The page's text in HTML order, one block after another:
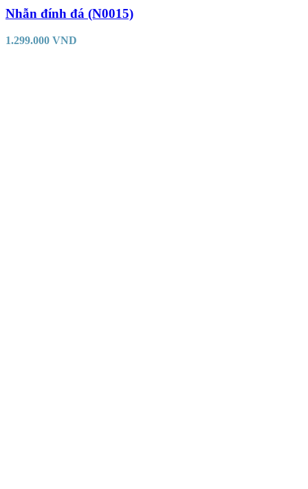
Nhẫn đính đá (N0015)
1.299.000 VND